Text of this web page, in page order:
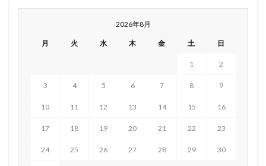
2026年8月
月 火 水 木 金 土 日
1 2
3 4 5 6 7 8 9
10 11 12 13 14 15 16
17 18 19 20 21 22 23
24 25 26 27 28 29 30